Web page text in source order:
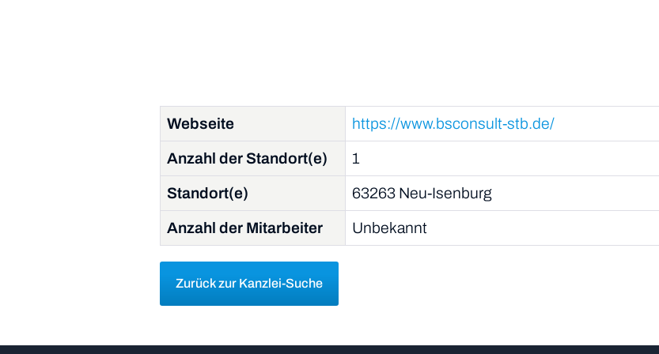
Webseite https://www.bsconsult-stb.de/
Anzahl der Standort(e) 1
Standort(e) 63263 Neu-Isenburg
Anzahl der Mitarbeiter Unbekannt
Zurück zur Kanzlei-Suche